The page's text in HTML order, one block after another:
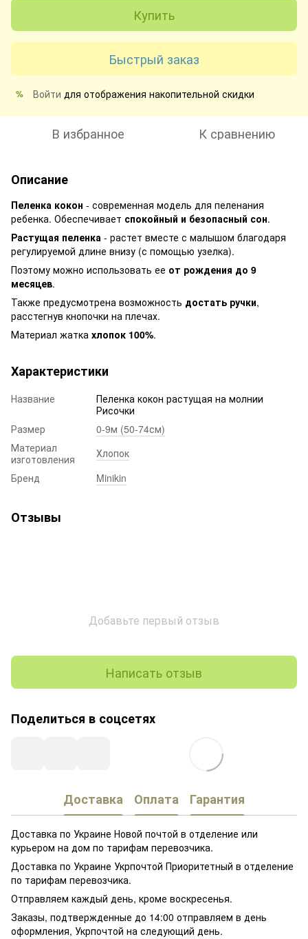
Купить
Быстрый заказ
% Войти для отображения накопительной скидки
В избранное К сравнению
Описание
Пеленка кокон - современная модель для пеленания
ребенка. Обеспечивает спокойный и безопасный сон.
Растущая пеленка - растет вместе с малышом благодаря
регулируемой длине внизу (с помощью узелка).
Поэтому можно использовать ее от рождения до 9
месяцев.
Также предусмотрена возможность достать ручки,
расстегнув кнопочки на плечах.
Материал жатка хлопок 100%.
Характеристики
Название
Пеленка кокон растущая на молнии
Рисочки
Размер
0-9м (50-74см)
Материал
изготовления
Хлопок
Бренд
Minikin
Отзывы
Добавьте первый отзыв
Написать отзыв
Поделиться в соцсетях
Доставка Оплата Гарантия
Доставка по Украине Новой почтой в отделение или
курьером на дом по тарифам перевозчика.
Доставка по Украине Укрпочтой Приоритетный в отделение
по тарифам перевозчика.
Отправляем каждый день, кроме воскресенья.
Заказы, подтвержденные до 14:00 отправляем в день
оформления, Укрпочтой на следующий день.